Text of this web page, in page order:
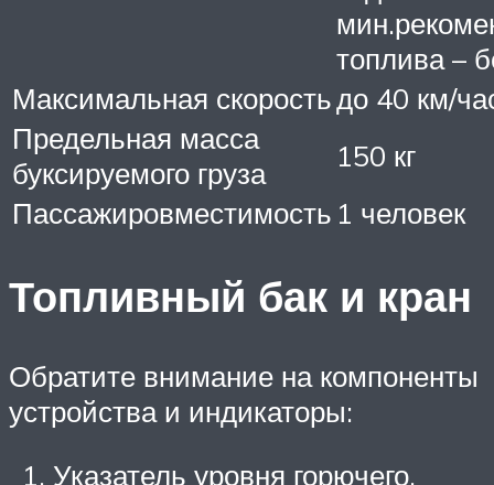
топлива –
Максимальная скоростьдо 40 км/
Предельная масса
буксируемого груза
150 кг
Пассажировместимость 1 человек
Топливный бак и кран
Обратите внимание на компоненты
устройства и индикаторы:
Указатель уровня горючего.